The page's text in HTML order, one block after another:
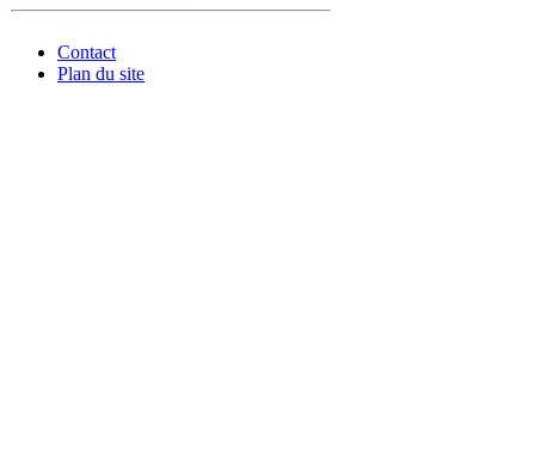
Contact
Plan du site